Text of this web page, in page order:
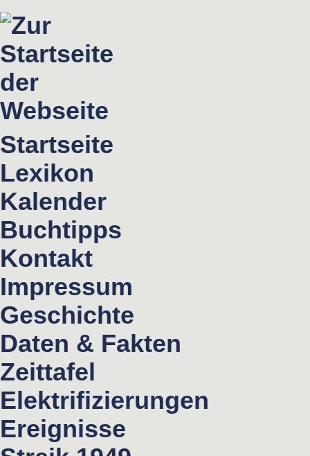
Startseite
Lexikon
Kalender
Buchtipps
Kontakt
Impressum
Geschichte
Daten & Fakten
Zeittafel
Elektrifizierungen
Ereignisse